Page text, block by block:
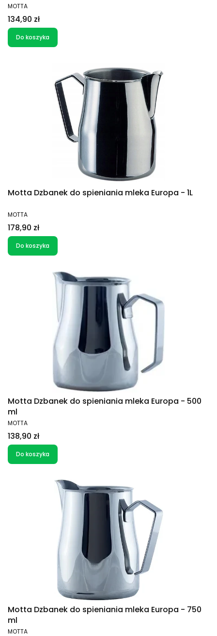
PRODUCENT
MOTTA
Cena
134,90 zł
Do koszyka
Motta Dzbanek do spieniania mleka Europa - 1L
PRODUCENT
MOTTA
Cena
178,90 zł
Do koszyka
Motta Dzbanek do spieniania mleka Europa - 500
ml
PRODUCENT
MOTTA
Cena
138,90 zł
Do koszyka
Motta Dzbanek do spieniania mleka Europa - 750
ml
PRODUCENT
MOTTA